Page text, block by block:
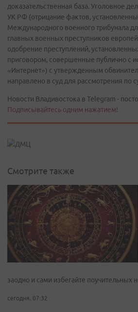
доказательственная база. Уголовное
УК РФ (отрицание фактов,
Международного военного трибунала
главных военных преступников
одобрение преступлений,
приговором, совершенные публично с
«Интернет») с утвержденным
направлено в суд для рассмотрения по
Новости Владивостока в Telegram -
Подписывайтесь одним нажатием!
Смотрите также
заодно и сами избегайте поучительных
сегодня, 07:32